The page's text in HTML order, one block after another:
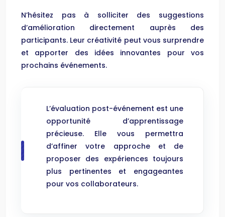
N’hésitez pas à solliciter des suggestions
d’amélioration directement auprès des
participants. Leur créativité peut vous surprendre
et apporter des idées innovantes pour vos
prochains événements.
L’évaluation post-événement est une
opportunité d’apprentissage
précieuse. Elle vous permettra
d’affiner votre approche et de
proposer des expériences toujours
plus pertinentes et engageantes
pour vos collaborateurs.